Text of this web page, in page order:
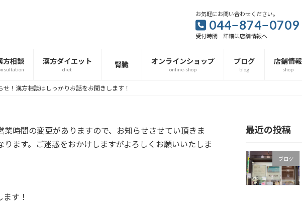
お気軽にお問い合わせください。
044−874−0709
受付時間 詳細は店舗情報へ
方相談 漢方ダイエット
diet
腎臓 オンラインショップ
online-shop
ブログ
blog
店舗情報
shop
！漢方相談はしっかりお話をお聞きします！
時間の変更がありますので、お知らせさせてい頂きま
ます。ご迷惑をおかけしますがよろしくお願いいたしま
す！
最近の投稿
ブログ